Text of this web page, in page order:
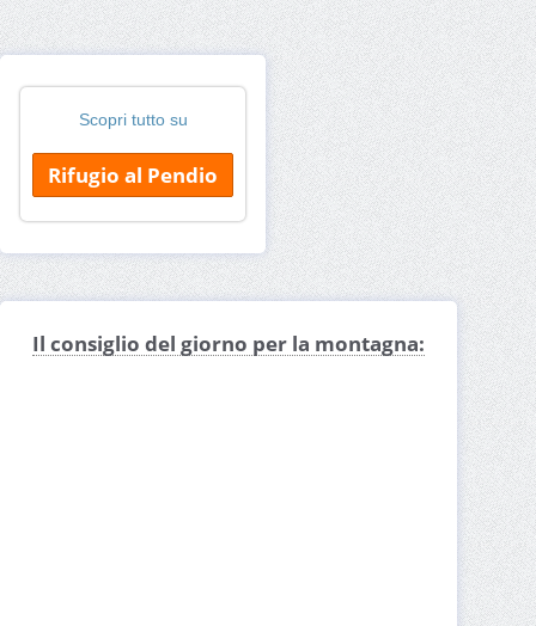
Scopri tutto su
Rifugio al Pendio
Il consiglio del giorno per la montagna: